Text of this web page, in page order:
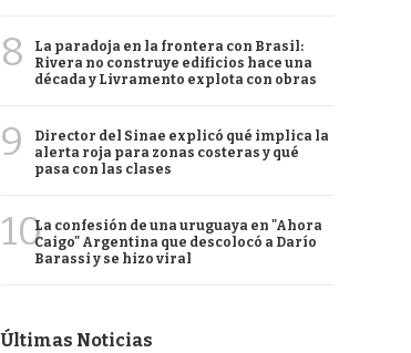
8
La paradoja en la frontera con Brasil:
Rivera no construye edificios hace una
década y Livramento explota con obras
9
Director del Sinae explicó qué implica la
alerta roja para zonas costeras y qué
pasa con las clases
10La confesión de una uruguaya en "Ahora
Caigo" Argentina que descolocó a Darío
Barassi y se hizo viral
Últimas Noticias